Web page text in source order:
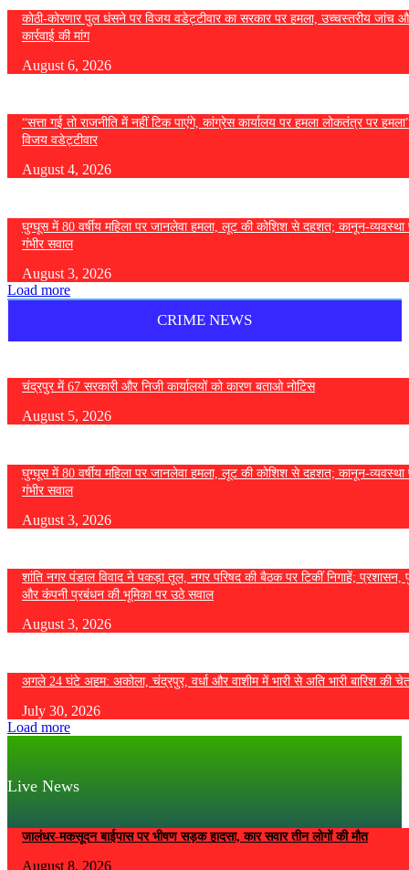
कोठी-कोरणार पुल धंसने पर विजय वडेट्टीवार का सरकार पर हमला, उच्चस्तरीय जांच
कार्रवाई की मांग
August 6, 2026
“सत्ता गई तो राजनीति में नहीं टिक पाएंगे, कांग्रेस कार्यालय पर हमला लोकतंत्र पर
विजय वडेट्टीवार
August 4, 2026
घुग्घूस में 80 वर्षीय महिला पर जानलेवा हमला, लूट की कोशिश से दहशत; कानून-व्यवस्था
गंभीर सवाल
August 3, 2026
Load more
CRIME NEWS
चंद्रपुर में 67 सरकारी और निजी कार्यालयों को कारण बताओ नोटिस
August 5, 2026
घुग्घूस में 80 वर्षीय महिला पर जानलेवा हमला, लूट की कोशिश से दहशत; कानून-व्यवस्था
गंभीर सवाल
August 3, 2026
शांति नगर पंडाल विवाद ने पकड़ा तूल, नगर परिषद की बैठक पर टिकीं निगाहें; प्रशासन,
और कंपनी प्रबंधन की भूमिका पर उठे सवाल
August 3, 2026
अगले 24 घंटे अहम: अकोला, चंद्रपुर, वर्धा और वाशीम में भारी से अति भारी बारिश की
July 30, 2026
Load more
Live News
जालंधर-मकसूदन बाईपास पर भीषण सड़क हादसा, कार सवार तीन लोगों की मौत
August 8, 2026